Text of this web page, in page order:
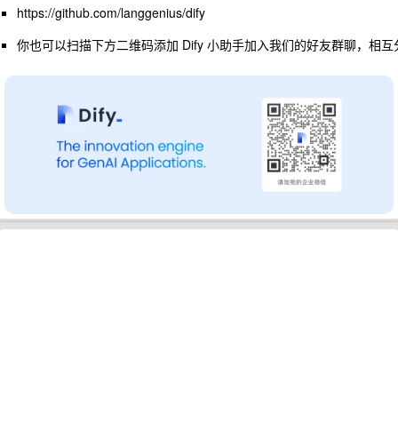
https://github.com/langgenius/dify
你也可以扫描下方二维码添加 Dify 小助手加入我们的好友群聊，相